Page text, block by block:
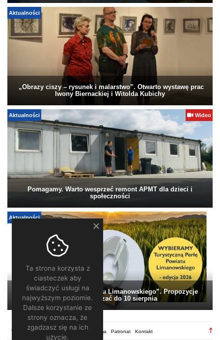
Aktualności
„Obrazy ciszy – rysunek i malarstwo”. Otwarto wystawę prac
Iwony Biernackiej i Witolda Kubichy
Aktualności Wideo
Pomagamy. Warto wesprzeć remont APMT dla dzieci i
społeczności
Aktualności
„Turystyczna Perła Powiatu Limanowskiego”. Propozycje
można zgłaszać do 10 sierpnia
Regulamin Redakcja Reklama Patronat Kontakt
Ta strona korzysta z
ciasteczek aby
świadczyć usługi na
najwyższym poziomie.
Dalsze korzystanie ze
strony oznacza, że
zgadzasz się na ich
użycie.